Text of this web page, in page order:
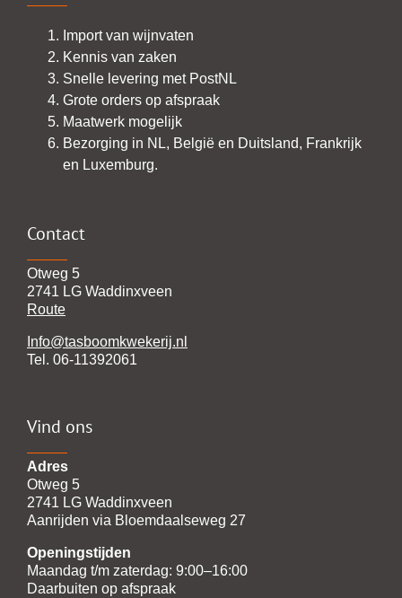
Import van wijnvaten
Kennis van zaken
Snelle levering met PostNL
Grote orders op afspraak
Maatwerk mogelijk
Bezorging in NL, België en Duitsland, Frankrijk
en Luxemburg.
Contact
Otweg 5
2741 LG Waddinxveen
Route
Info@tasboomkwekerij.nl
Tel. 06-11392061
Vind ons
Adres
Otweg 5
2741 LG Waddinxveen
Aanrijden via Bloemdaalseweg 27
Openingstijden
Maandag t/m zaterdag: 9:00–16:00
Daarbuiten op afspraak